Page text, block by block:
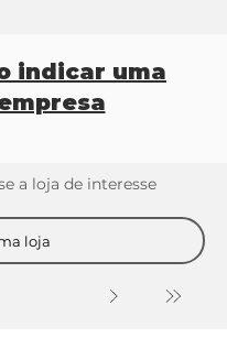
indicar uma
a loja de interesse